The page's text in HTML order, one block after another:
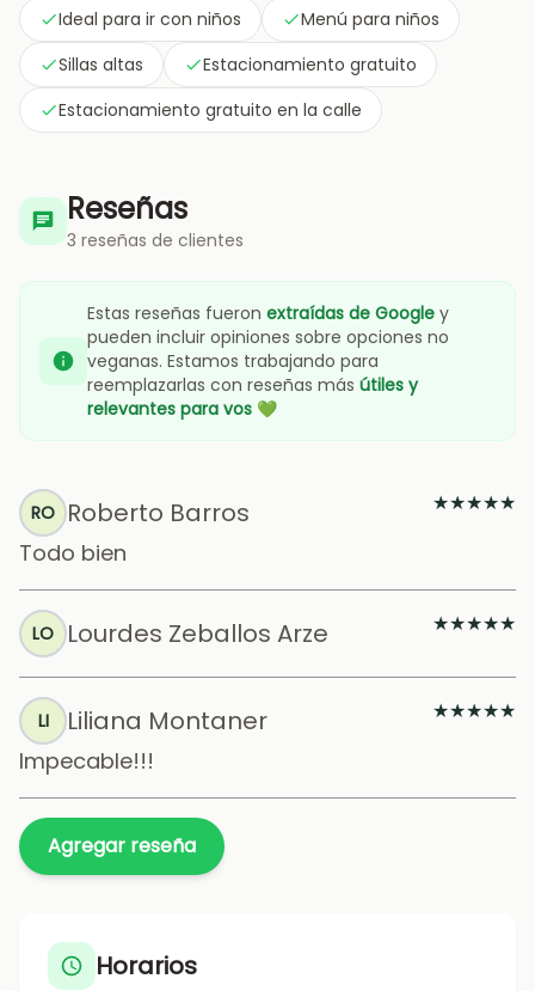
Ideal para ir con niños
Menú para niños
Sillas altas
Estacionamiento gratuito
Estacionamiento gratuito en la calle
Reseñas
3 reseñas de clientes
Estas reseñas fueron extraídas de Google y
pueden incluir opiniones sobre opciones no
veganas. Estamos trabajando para
reemplazarlas con reseñas más útiles y
relevantes para vos 💚
RO Roberto Barros ★★★★★
Todo bien
LO Lourdes Zeballos Arze ★★★★★
LI Liliana Montaner ★★★★★
Impecable!!!
Agregar reseña
Horarios